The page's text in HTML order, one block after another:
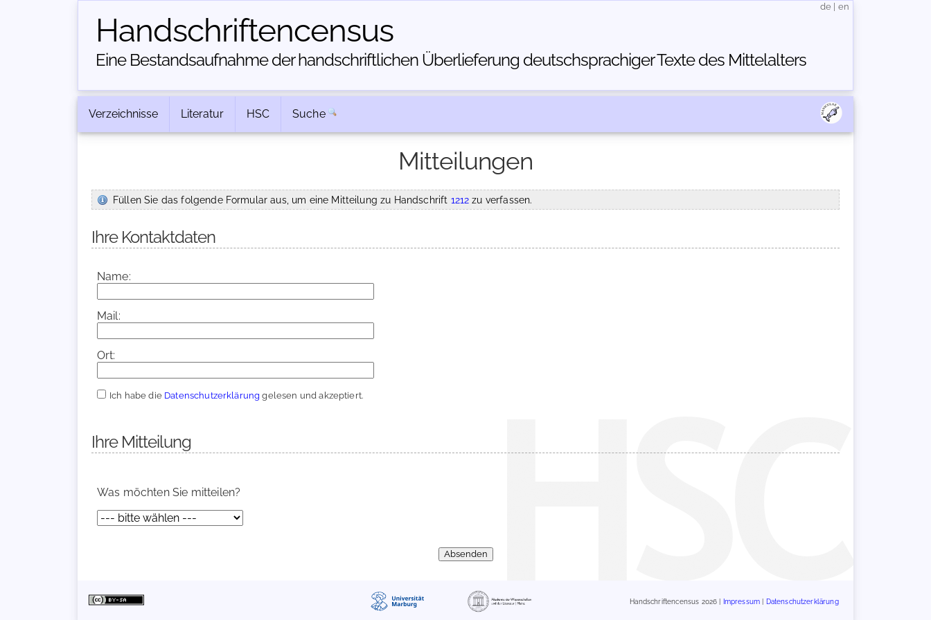
Handschriften­census
Eine Bestandsaufnahme der handschriftlichen Über­lieferung deutschsprachiger Texte des Mittelalters
de en
Verzeichnisse Literatur HSC Suche
Mitteilungen
Füllen Sie das folgende Formular aus, um eine Mitteilung zu Handschrift 1212 zu verfassen.
Ihre Kontaktdaten
Name:
Mail:
Ort:
Ich habe die Datenschutzerklärung gelesen und akzeptiert.
Ihre Mitteilung
Was möchten Sie mitteilen?
Handschriftencensus 2026 | Impressum Datenschutzerklärung